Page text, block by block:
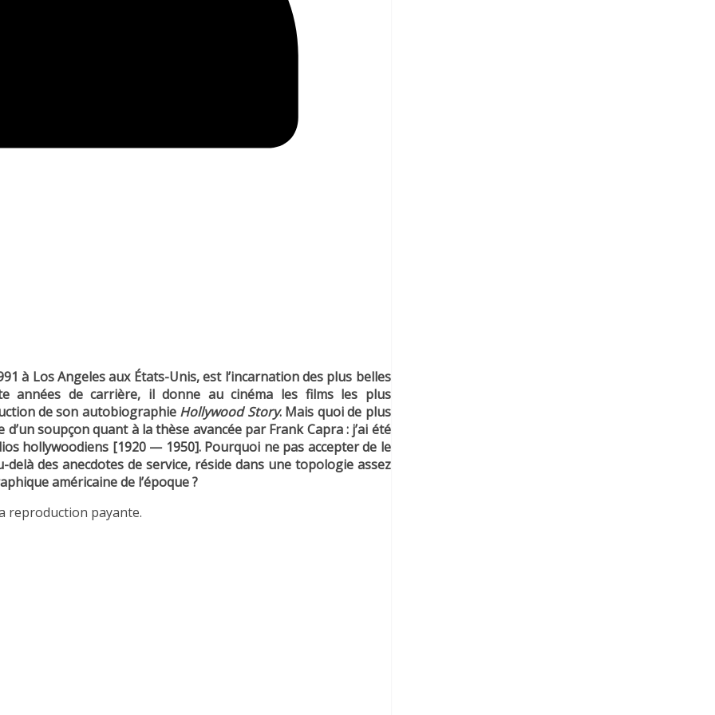
à Los Angeles aux États-Unis, est l’incarnation des plus belles
années de carrière, il donne au cinéma les films les plus
de son autobiographie Hollywood Story. Mais quoi de plus
soupçon quant à la thèse avancée par Frank Capra : j’ai été
hollywoodiens [1920 — 1950]. Pourquoi ne pas accepter de le
des anecdotes de service, réside dans une topologie assez
américaine de l’époque ?
reproduction payante.